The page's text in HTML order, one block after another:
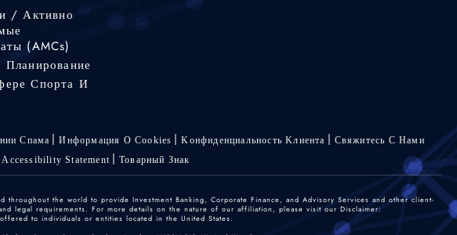
/ Активно
(AMCs)
Спорта И
Спама Информация О Cookies Kонфиденциальность Kлиента
Свяжитесь С Нами
Accessibility Statement Товарный Знак
the world to provide Investment Banking, Corporate Finance, and Advisory Services and other client-
legal requirements. For more details on the nature of our affiliation, please visit our Disclaimer:
to individuals or entities located in the United States.